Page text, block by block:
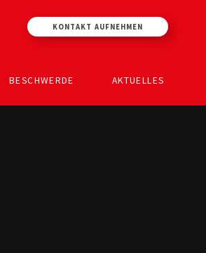
KONTAKT AUFNEHMEN
BESCHWERDE AKTUELLES